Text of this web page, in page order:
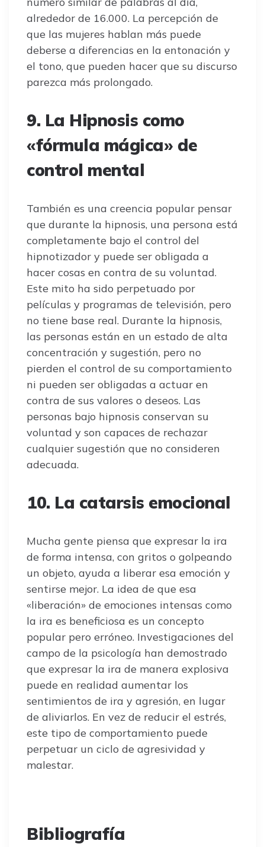
alrededor de 16.000. La percepción de
que las mujeres hablan más puede
deberse a diferencias en la entonación y
el tono, que pueden hacer que su discurso
parezca más prolongado.
9. La Hipnosis como
«fórmula mágica» de
control mental
También es una creencia popular pensar
que durante la hipnosis, una persona está
completamente bajo el control del
hipnotizador y puede ser obligada a
hacer cosas en contra de su voluntad.
Este mito ha sido perpetuado por
películas y programas de televisión, pero
no tiene base real. Durante la hipnosis,
las personas están en un estado de alta
concentración y sugestión, pero no
pierden el control de su comportamiento
ni pueden ser obligadas a actuar en
contra de sus valores o deseos. Las
personas bajo hipnosis conservan su
voluntad y son capaces de rechazar
cualquier sugestión que no consideren
adecuada.
10. La catarsis emocional
Mucha gente piensa que expresar la ira
de forma intensa, con gritos o golpeando
un objeto, ayuda a liberar esa emoción y
sentirse mejor. La idea de que esa
«liberación» de emociones intensas como
la ira es beneficiosa es un concepto
popular pero erróneo. Investigaciones del
campo de la psicología han demostrado
que expresar la ira de manera explosiva
puede en realidad aumentar los
sentimientos de ira y agresión, en lugar
de aliviarlos. En vez de reducir el estrés,
este tipo de comportamiento puede
perpetuar un ciclo de agresividad y
malestar.
Bibliografía